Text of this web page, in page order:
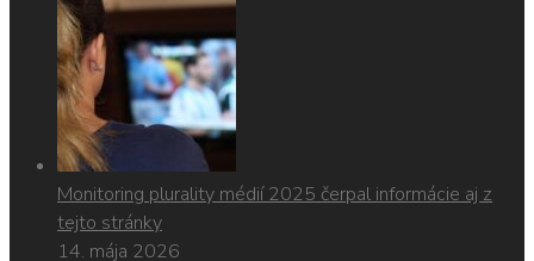
Monitoring plurality médií 2025 čerpal informácie aj z
tejto stránky
14. mája 2026